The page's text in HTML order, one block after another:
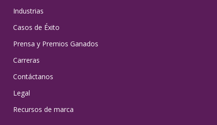
Industrias
Casos de Éxito
Prensa y Premios Ganados
Carreras
Contáctanos
Legal
Recursos de marca